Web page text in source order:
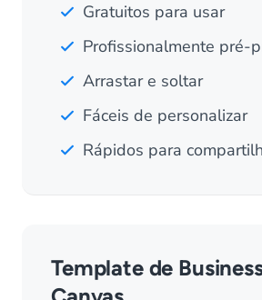
Gratuitos para usar
Profissionalmente pré-
Arrastar e soltar
Fáceis de personalizar
Rápidos para
Template de